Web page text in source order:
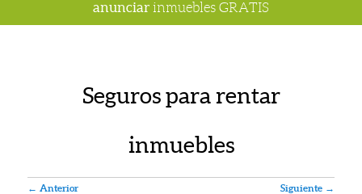
anunciar inmuebles GRATIS
Seguros para rentar
inmuebles
Navegador de artículos
← Anterior Siguiente →